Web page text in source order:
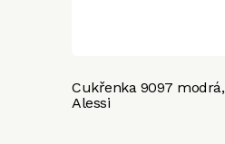
Cukřenka 9097 modrá,
Alessi